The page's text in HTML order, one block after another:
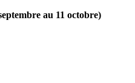
au 11 octobre)